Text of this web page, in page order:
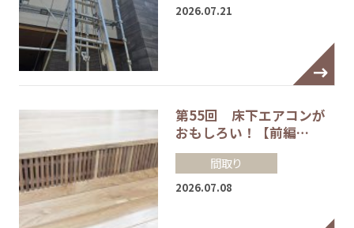
2026.07.21
第55回 床下エアコンが
おもしろい！【前編…
間取り
2026.07.08